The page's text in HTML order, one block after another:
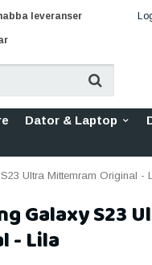
leveranser
Dator & Laptop
Ultra Mittemram Original -
Galaxy S23
- Lila